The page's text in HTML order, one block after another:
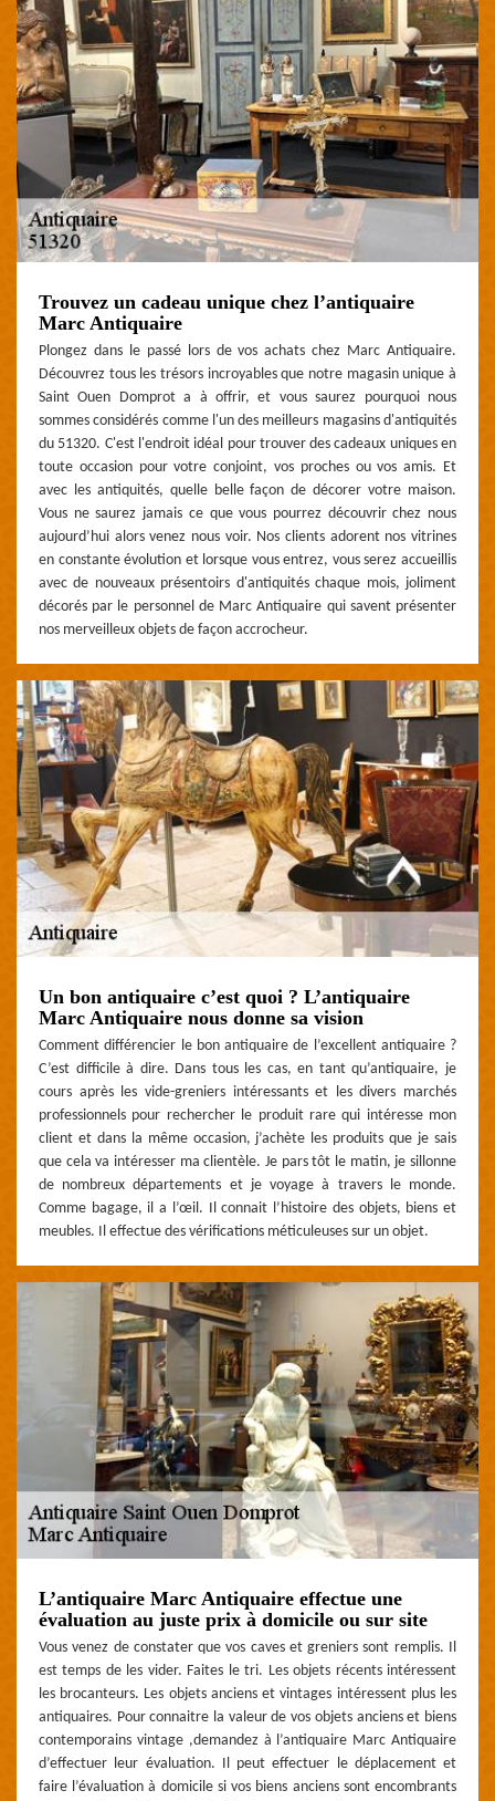
Trouvez un cadeau unique chez l’antiquaire
Marc Antiquaire
Plongez dans le passé lors de vos achats chez Marc Antiquaire.
Découvrez tous les trésors incroyables que notre magasin unique à
Saint Ouen Domprot a à offrir, et vous saurez pourquoi nous
sommes considérés comme l'un des meilleurs magasins d'antiquités
du 51320. C'est l'endroit idéal pour trouver des cadeaux uniques en
toute occasion pour votre conjoint, vos proches ou vos amis. Et
avec les antiquités, quelle belle façon de décorer votre maison.
Vous ne saurez jamais ce que vous pourrez découvrir chez nous
aujourd’hui alors venez nous voir. Nos clients adorent nos vitrines
en constante évolution et lorsque vous entrez, vous serez accueillis
avec de nouveaux présentoirs d'antiquités chaque mois, joliment
décorés par le personnel de Marc Antiquaire qui savent présenter
nos merveilleux objets de façon accrocheur.
Un bon antiquaire c’est quoi ? L’antiquaire
Marc Antiquaire nous donne sa vision
Comment différencier le bon antiquaire de l’excellent antiquaire ?
C’est difficile à dire. Dans tous les cas, en tant qu’antiquaire, je
cours après les vide-greniers intéressants et les divers marchés
professionnels pour rechercher le produit rare qui intéresse mon
client et dans la même occasion, j’achète les produits que je sais
que cela va intéresser ma clientèle. Je pars tôt le matin, je sillonne
de nombreux départements et je voyage à travers le monde.
Comme bagage, il a l’œil. Il connait l’histoire des objets, biens et
meubles. Il effectue des vérifications méticuleuses sur un objet.
L’antiquaire Marc Antiquaire effectue une
évaluation au juste prix à domicile ou sur site
Vous venez de constater que vos caves et greniers sont remplis. Il
est temps de les vider. Faites le tri. Les objets récents intéressent
les brocanteurs. Les objets anciens et vintages intéressent plus les
antiquaires. Pour connaitre la valeur de vos objets anciens et biens
contemporains vintage ,demandez à l’antiquaire Marc Antiquaire
d’effectuer leur évaluation. Il peut effectuer le déplacement et
faire l’évaluation à domicile si vos biens anciens sont encombrants